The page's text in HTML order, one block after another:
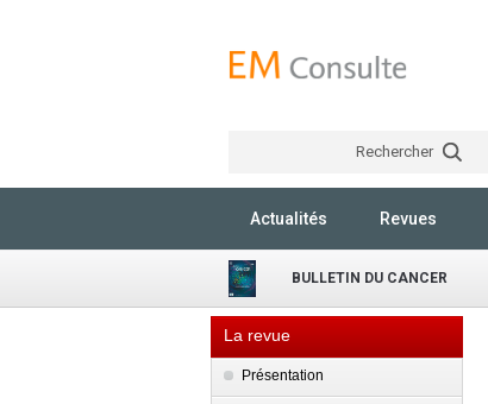
Rechercher
Actualités Revues
BULLETIN DU CANCER
La revue
Présentation